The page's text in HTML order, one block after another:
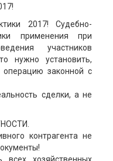
2017! Судебно-
применения при
участников
нужно установить,
операцию законной с
сделки, а не
контрагента не